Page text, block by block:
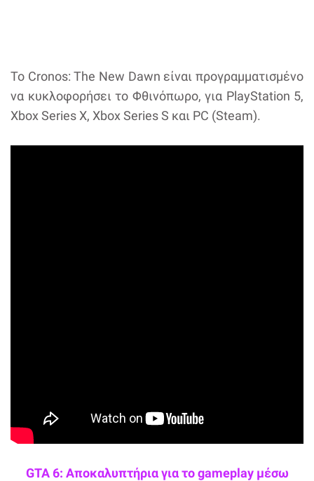
Το Cronos: The New Dawn είναι προγραμματισμένο
να κυκλοφορήσει το Φθινόπωρο, για PlayStation 5,
Xbox Series X, Xbox Series S και PC (Steam).
GTA 6: Αποκαλυπτήρια για το gameplay μέσω